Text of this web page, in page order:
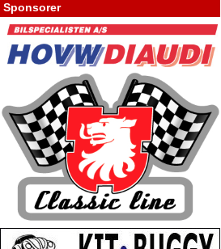
Sponsorer